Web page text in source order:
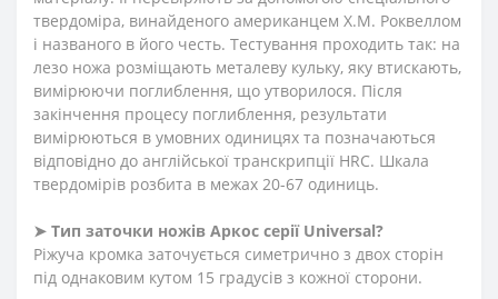
твердоміра, винайденого американцем Х.М. Роквеллом
і названого в його честь. Тестування проходить так: на
лезо ножа розміщають металеву кульку, яку втискають,
вимірюючи поглиблення, що утворилося. Після
закінчення процесу поглиблення, результати
вимірюються в умовних одиницях та позначаються
відповідно до англійської транскрипції HRC. Шкала
твердомірів розбита в межах 20-67 одиниць.
➤ Тип заточки ножів Аркос серії Universal?
Ріжуча кромка заточується симетрично з двох сторін
під однаковим кутом 15 градусів з кожної сторони.